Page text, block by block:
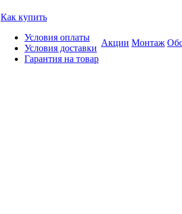
Как купить
Условия оплаты
Условия доставки
Гарантия на товар
Акции Монтаж